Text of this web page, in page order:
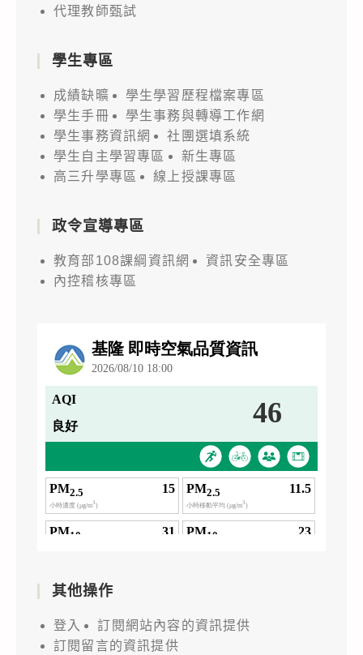
代理教師甄試
學生專區
成績缺曠
學生學習歷程檔案專區
學生手冊
學生事務與轉導工作網
學生事務資訊網
社團選填系統
學生自主學習專區
新生專區
高三升學專區
線上授課專區
政令宣導專區
教育部108課綱資訊網
資訊安全專區
內控稽核專區
其他操作
登入
訂閱網站內容的資訊提供
訂閱留言的資訊提供